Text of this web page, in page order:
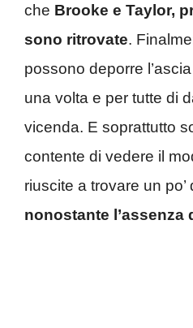
che Brooke e Taylor,
sono ritrovate.
possono deporre
una volta e per tutte di
vicenda. E soprattutto
contente di vedere il
riuscite a trovare un po’
nonostante l’assenza